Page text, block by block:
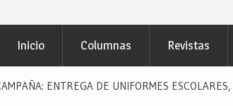
Inicio Columnas Revistas
ENTREGA DE UNIFORMES